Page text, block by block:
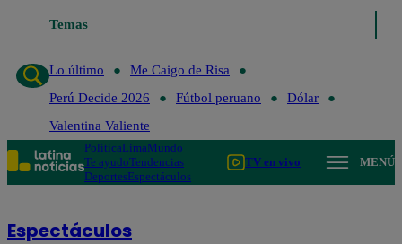
Temas
Lo último
Me Caigo de Risa
Perú Decide 2026
Fútbol peruano
Dólar
Valentina Valiente
PolíticaLimaMundo
Te ayudoTendencias
DeportesEspectáculos
TV en vivo MENÚ
Espectáculos